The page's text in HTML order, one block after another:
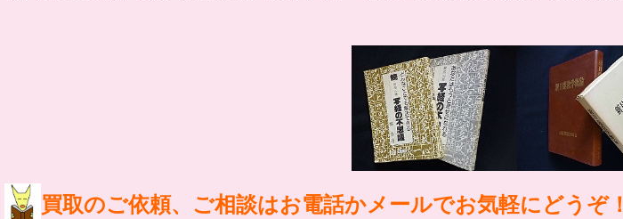
買取のご依頼、ご相談はお電話かメールでお気軽にどうぞ！